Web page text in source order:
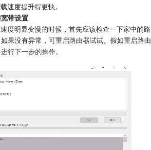
速度提升得更快。
带设置
度明显变慢的时候，首先应该检查一下家中的路
果没有异常，可重启路由器试试。假如重启路由
行下一步的操作。